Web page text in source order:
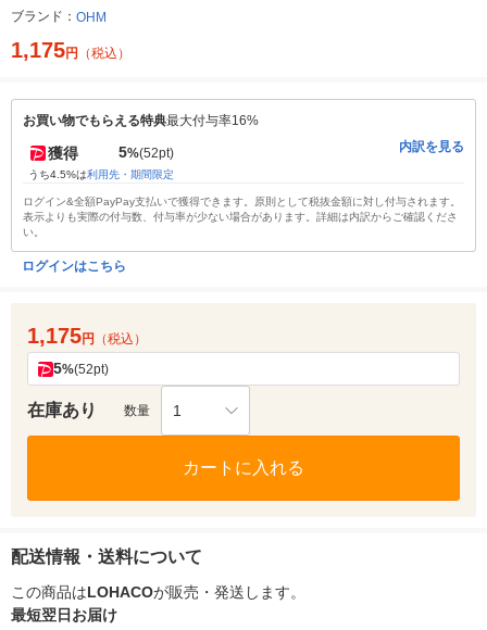
ブランド： OHM
1,175円 （税込）
お買い物でもらえる特典最大付与率16%
獲得 5%(52pt)
うち4.5%は利用先・期間限定
内訳を見る
ログイン&全額PayPay支払いで獲得できます。原則として税抜金額に対し付与されます。
表示よりも実際の付与数、付与率が少ない場合があります。詳細は内訳からご確認くださ
い。
ログインはこちら
1,175円 （税込）
5%(52pt)
在庫あり 数量 1
カートに入れる
配送情報・送料について
この商品はLOHACOが販売・発送します。
最短翌日お届け